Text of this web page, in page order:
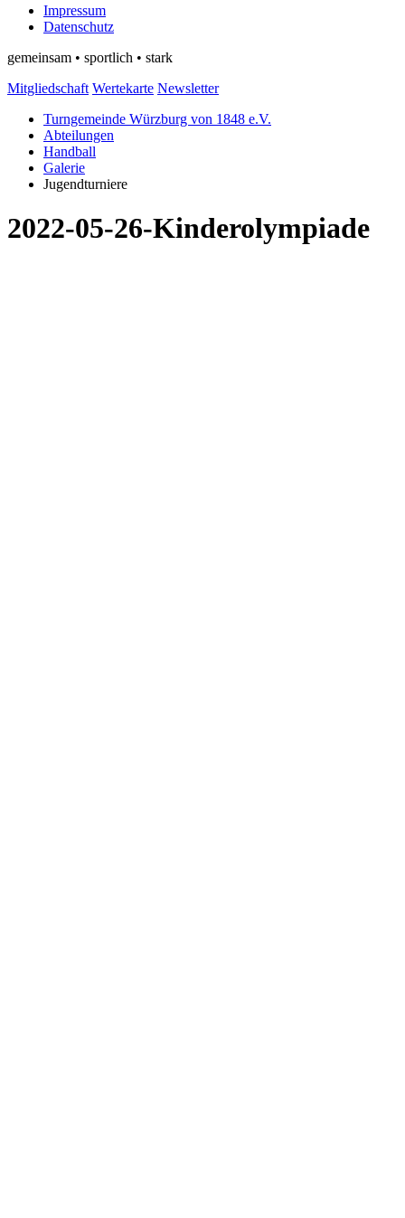
Impressum
Datenschutz
gemeinsam • sportlich • stark
Mitgliedschaft Wertekarte Newsletter
Turngemeinde Würzburg von 1848 e.V.
Abteilungen
Handball
Galerie
Jugendturniere
2022-05-26-Kinderolympiade